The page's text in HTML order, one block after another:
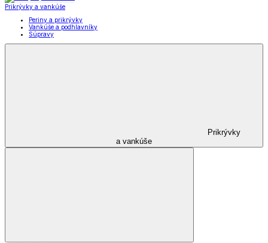
Prikrývky a vankúše
Periny a prikrývky
Vankúše a podhlavníky
Súpravy
Prikrývky
a vankúše